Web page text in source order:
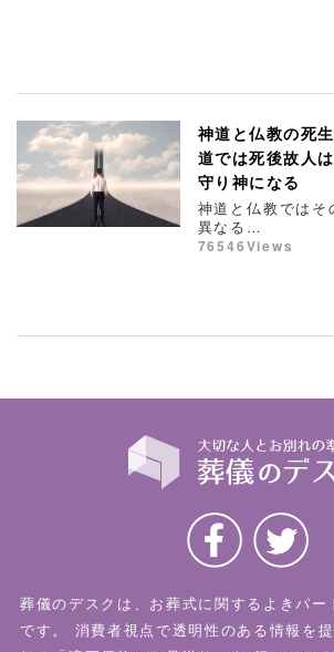
神道と仏教の死
道では死後故人
守り神になる
神道と仏教ではそ
異なる…
76546Views
葬儀のデスクは、お葬式に関するよきパー
です。
消費者視点で透明性のある情報を